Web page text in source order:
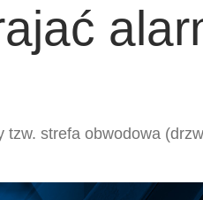
strefa obwodowa